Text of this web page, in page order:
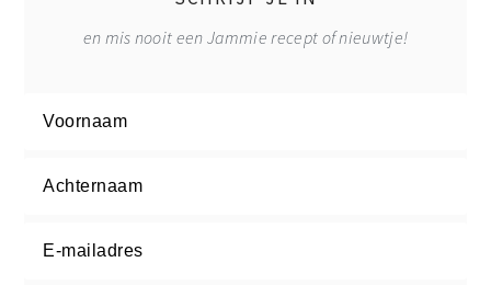
en mis nooit een Jammie recept of nieuwtje!